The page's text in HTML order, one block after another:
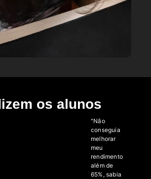
os alunos
"Não
conseguia
melhorar
meu
rendimento
além de
65%, sabia